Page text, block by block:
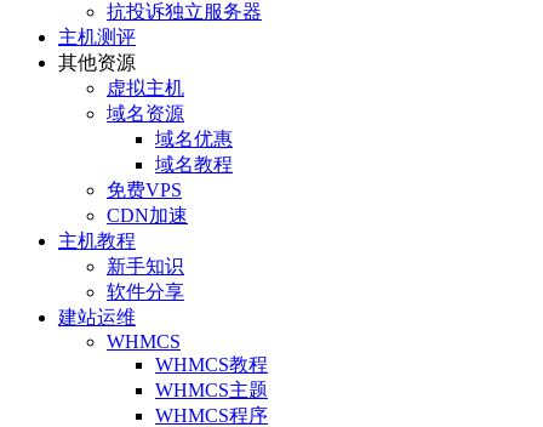
抗投诉独立服务器
主机测评
其他资源
虚拟主机
域名资源
域名优惠
域名教程
免费VPS
CDN加速
主机教程
新手知识
软件分享
建站运维
WHMCS
WHMCS教程
WHMCS主题
WHMCS程序